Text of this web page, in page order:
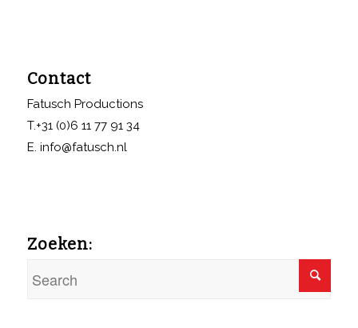
Contact
Fatusch Productions
T.+31 (0)6 11 77 91 34
E. info@fatusch.nl
Zoeken: